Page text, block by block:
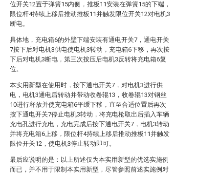
位开关12置于弹簧15内侧，推板11安装在弹簧15的下端，
限位杆4持续上移后推动推板11并触发限位开关12对电机3
断电。
具体地，充电箱6的外壁下端安装有通电开关7，通电开关
7按下后对电机3供电使电机3转动，充电箱6下移，再次按
下后对电机3断电，第三次按压后电机3反转将充电箱6复
位。
本实用新型在使用时，按下通电开关7，对电机3进行供
电，电机3通电后转动并带动收卷辊13，收卷辊13对钢丝
10进行释放并使充电箱6平缓下移，直至合适位置后再次
按下通电开关7停止电机3转动，将充电枪取出后插入车辆
充电孔进行充电，充电完成后按下通电开关7，电机3转动
并将充电箱6上移，限位杆4持续上移后推动推板11并触发
限位开关12，使电机3停止转动即可。
最后应说明的是：以上所述仅为本实用新型的优选实施例
而已，并不用于限制本实用新型，尽管参照前述实施例对